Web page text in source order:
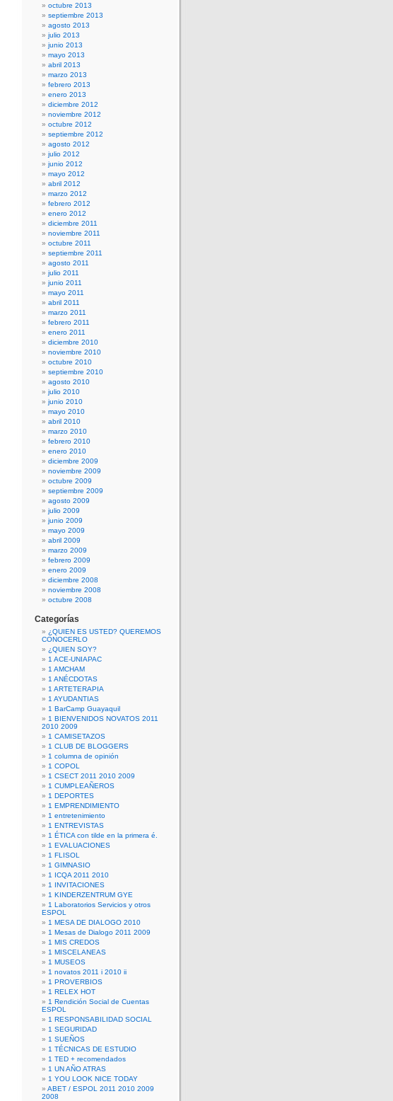
octubre 2013
septiembre 2013
agosto 2013
julio 2013
junio 2013
mayo 2013
abril 2013
marzo 2013
febrero 2013
enero 2013
diciembre 2012
noviembre 2012
octubre 2012
septiembre 2012
agosto 2012
julio 2012
junio 2012
mayo 2012
abril 2012
marzo 2012
febrero 2012
enero 2012
diciembre 2011
noviembre 2011
octubre 2011
septiembre 2011
agosto 2011
julio 2011
junio 2011
mayo 2011
abril 2011
marzo 2011
febrero 2011
enero 2011
diciembre 2010
noviembre 2010
octubre 2010
septiembre 2010
agosto 2010
julio 2010
junio 2010
mayo 2010
abril 2010
marzo 2010
febrero 2010
enero 2010
diciembre 2009
noviembre 2009
octubre 2009
septiembre 2009
agosto 2009
julio 2009
junio 2009
mayo 2009
abril 2009
marzo 2009
febrero 2009
enero 2009
diciembre 2008
noviembre 2008
octubre 2008
Categorías
¿QUIEN ES USTED? QUEREMOS
CONOCERLO
¿QUIEN SOY?
1 ACE-UNIAPAC
1 AMCHAM
1 ANÉCDOTAS
1 ARTETERAPIA
1 AYUDANTIAS
1 BarCamp Guayaquil
1 BIENVENIDOS NOVATOS 2011
2010 2009
1 CAMISETAZOS
1 CLUB DE BLOGGERS
1 columna de opinión
1 COPOL
1 CSECT 2011 2010 2009
1 CUMPLEAÑEROS
1 DEPORTES
1 EMPRENDIMIENTO
1 entretenimiento
1 ENTREVISTAS
1 ÉTICA con tilde en la primera é.
1 EVALUACIONES
1 FLISOL
1 GIMNASIO
1 ICQA 2011 2010
1 INVITACIONES
1 KINDERZENTRUM GYE
1 Laboratorios Servicios y otros
ESPOL
1 MESA DE DIALOGO 2010
1 Mesas de Dialogo 2011 2009
1 MIS CREDOS
1 MISCELANEAS
1 MUSEOS
1 novatos 2011 i 2010 ii
1 PROVERBIOS
1 RELEX HOT
1 Rendición Social de Cuentas
ESPOL
1 RESPONSABILIDAD SOCIAL
1 SEGURIDAD
1 SUEÑOS
1 TÉCNICAS DE ESTUDIO
1 TED + recomendados
1 UN AÑO ATRAS
1 YOU LOOK NICE TODAY
ABET / ESPOL 2011 2010 2009
2008